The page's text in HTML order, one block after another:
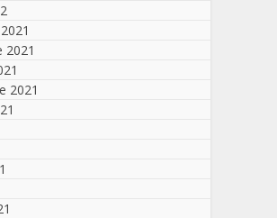
2021
2021